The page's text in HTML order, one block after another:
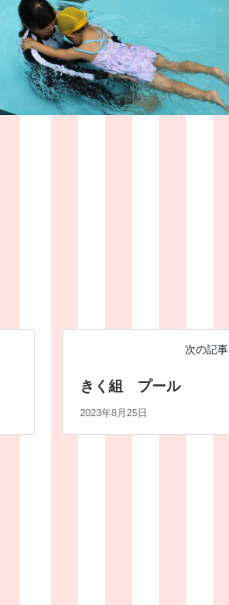
次の記事
きく組 プール
2023年8月25日